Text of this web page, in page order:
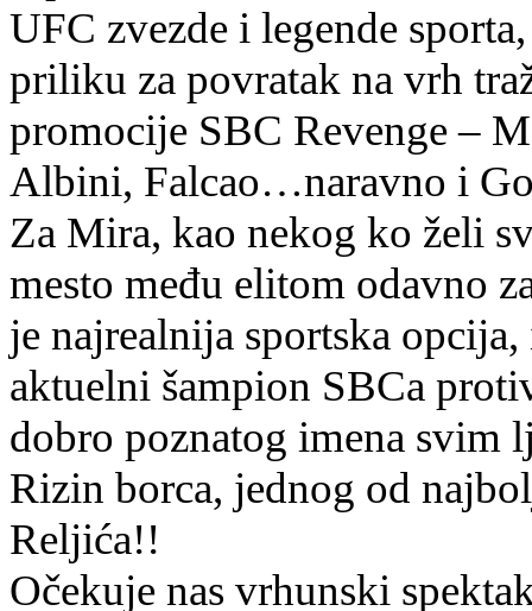
UFC zvezde i legende
priliku za povratak na vrh
promocije SBC Revenge –
Albini, Falcao…naravno i
Za Mira, kao nekog ko želi
mesto među elitom odavno
je najrealnija sportska
aktuelni šampion SBCa
dobro poznatog imena
Rizin borca, jednog od
Reljića!!
Očekuje nas vrhunski